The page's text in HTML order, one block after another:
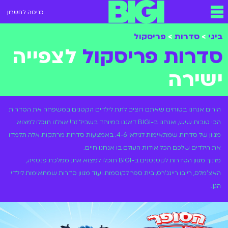
כניסה לחשבון
ביגי > סדרות > פריסקול
סדרות פריסקול לצפייה
ישירה
הורים אנחנו בטוחים שאתם רוצים לתת לילדים הקטנים במשפחה את הסדרות
הכי טובות שיש, ואנחנו ב-BIGI דאגנו במיוחד בשביל זה! אצלנו תוכלו למצוא
מגוון של סדרות שמתאימות לגילאי 4-6. באמצעות סדרות מרתקות אלה תלמדו
את הילדים שלכם הכל אודות העולם בו אנחנו חיים.
מתוך מגוון הסדרות לקטנטנים ב-BIGI תוכלו למצוא את: ממלכת פנטזיה,
האצ'מלס, רייבו ריינג'רס, בית ספר לקוסמות ועוד מגוון סדרות שמתאימות לילדי
הגן.